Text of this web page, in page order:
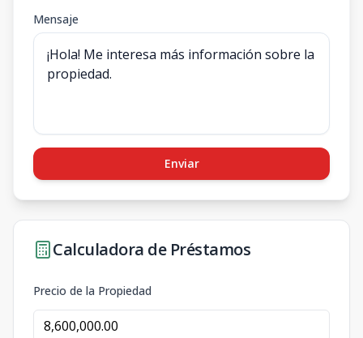
Mensaje
Enviar
Calculadora de Préstamos
Precio de la Propiedad